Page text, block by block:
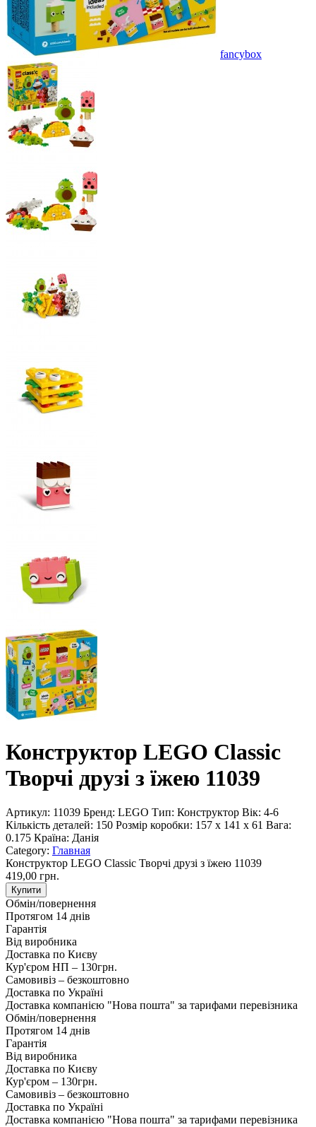
fancybox
Конструктор LEGO Classic
Творчі друзі з їжею 11039
Артикул: 11039 Бренд: LEGO Тип: Конструктор Вік: 4-6
Кількість деталей: 150 Розмір коробки: 157 x 141 x 61 Вага:
0.175 Країна: Данія
Category: Главная
Конструктор LEGO Classic Творчі друзі з їжею 11039
419,00 грн.
Купити
Обмін/повернення
Протягом 14 днів
Гарантія
Від виробника
Доставка по Києву
Кур'єром НП – 130грн.
Самовивіз – безкоштовно
Доставка по Україні
Доставка компанією "Нова пошта" за тарифами перевізника
Обмін/повернення
Протягом 14 днів
Гарантія
Від виробника
Доставка по Києву
Кур'єром – 130грн.
Самовивіз – безкоштовно
Доставка по Україні
Доставка компанією "Нова пошта" за тарифами перевізника